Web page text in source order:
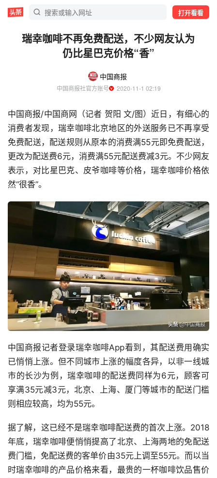
打开看看
瑞幸咖啡不再免费配送，不少网友认为
仍比星巴克价格“香”
中国商报
中国商报社官方账号
  2020-11-1 02:19
中国商报/中国商网（记者 贺阳 文/图）近日，有细心的
消费者发现，瑞幸咖啡北京地区的外送服务已不再享受
免费配送，配送规则从原本的消费满55元即免费配送，
更改为配送费6元，消费满55元配送费减3元。不少网友
表示，对比星巴克、皮爷咖啡等价格，瑞幸咖啡价格依
然“很香”。
中国商报记者登录瑞幸咖啡App看到，其配送费用确实
已悄悄上涨。但不同城市上涨的幅度各异，以非一线城
市的长沙为例，瑞幸咖啡的配送费同样为6元，顾客可
享满35元减3元，北京、上海、厦门等城市的配送门槛
则相应较高，均为55元。
据了解，这已经不是瑞幸咖啡配送费的首次上涨。2018
年底，瑞幸咖啡便悄悄提高了北京、上海两地的免配送
费门槛，免配送费的客单价由35元上调至55元。而以当
时瑞幸咖啡的产品价格来看，最贵的一杯咖啡饮品售价